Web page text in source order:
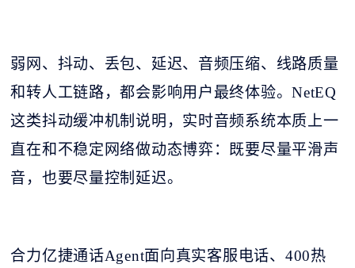
弱网、抖动、丢包、延迟、音频压缩、线路质量
和转人工链路，都会影响用户最终体验。NetEQ
这类抖动缓冲机制说明，实时音频系统本质上一
直在和不稳定网络做动态博弈：既要尽量平滑声
音，也要尽量控制延迟。
合力亿捷通话Agent面向真实客服电话、400热